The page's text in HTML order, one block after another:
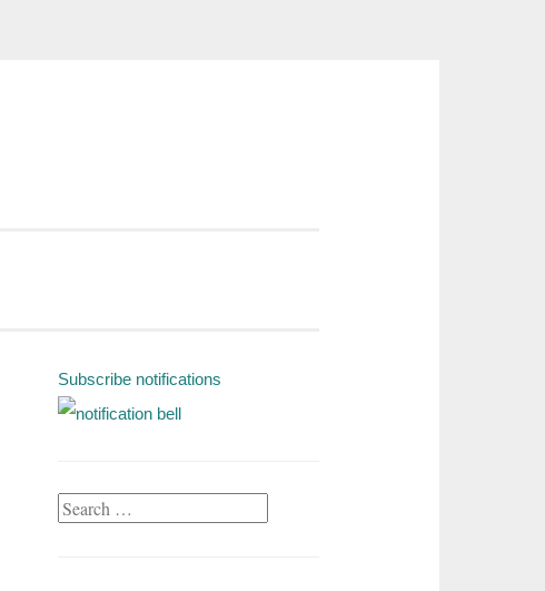
Subscribe notifications
Search